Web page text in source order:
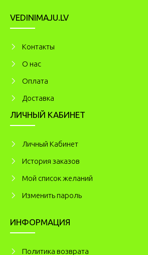
VEDINIMAJU.LV
Kонтакты
О нас
Оплата
Доставка
ЛИЧНЫЙ КАБИНЕТ
Личный Кабинет
История заказов
Мой список желаний
Изменить пароль
ИНФОРМАЦИЯ
Политика возврата